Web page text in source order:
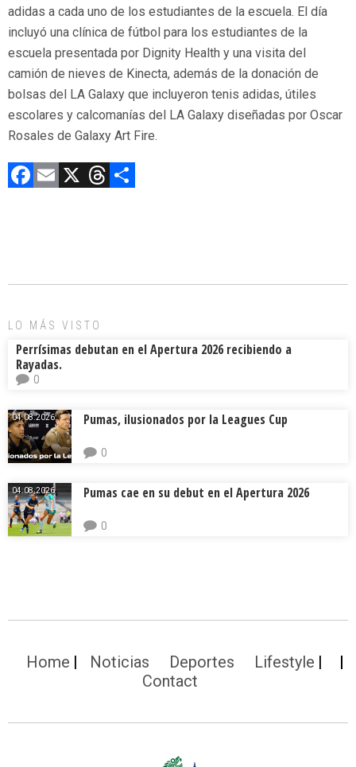
adidas a cada uno de los estudiantes de la escuela. El día
incluyó una clínica de fútbol para los estudiantes de la
escuela presentada por Dignity Health y una visita del
camión de nieves de Kinecta, además de la donación de
bolsas del LA Galaxy que incluyeron tenis adidas, útiles
escolares y calcomanías del LA Galaxy diseñadas por Oscar
Rosales de Galaxy Art Fire.
F
o
E X T
d ar
LO MÁS VISTO
Perrísimas debutan en el Apertura 2026 recibiendo a
Rayadas.
0
04.08.2026. Pumas, ilusionados por la Leagues Cup
0
04.08.2026. Pumas cae en su debut en el Apertura 2026
0
Home Noticias Deportes
Lifestyle
Contact